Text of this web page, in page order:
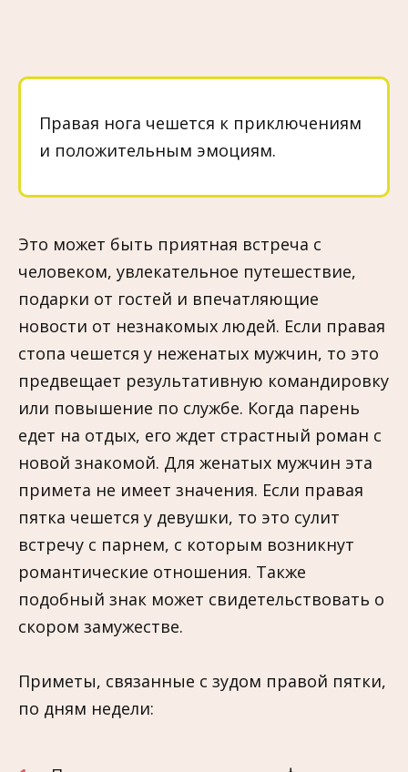
Правая нога чешется к приключениям
и положительным эмоциям.
Это может быть приятная встреча с
человеком, увлекательное путешествие,
подарки от гостей и впечатляющие
новости от незнакомых людей. Если правая
стопа чешется у неженатых мужчин, то это
предвещает результативную командировку
или повышение по службе. Когда парень
едет на отдых, его ждет страстный роман с
новой знакомой. Для женатых мужчин эта
примета не имеет значения. Если правая
пятка чешется у девушки, то это сулит
встречу с парнем, с которым возникнут
романтические отношения. Также
подобный знак может свидетельствовать о
скором замужестве.
Приметы, связанные с зудом правой пятки,
по дням недели: